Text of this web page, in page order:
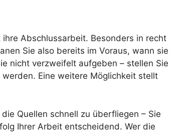
Abschlussarbeit. Besonders in recht
Sie also bereits im Voraus, wann sie
nicht verzweifelt aufgeben – stellen Sie
Eine weitere Möglichkeit stellt
Quellen schnell zu überfliegen – Sie
Ihrer Arbeit entscheidend. Wer die